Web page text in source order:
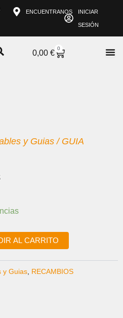
ENCUENTRANOS INICIAR
SESIÓN
0,00€
0
CARRITO
y Guias / GUIA
AL CARRITO
y Guias RECAMBIOS